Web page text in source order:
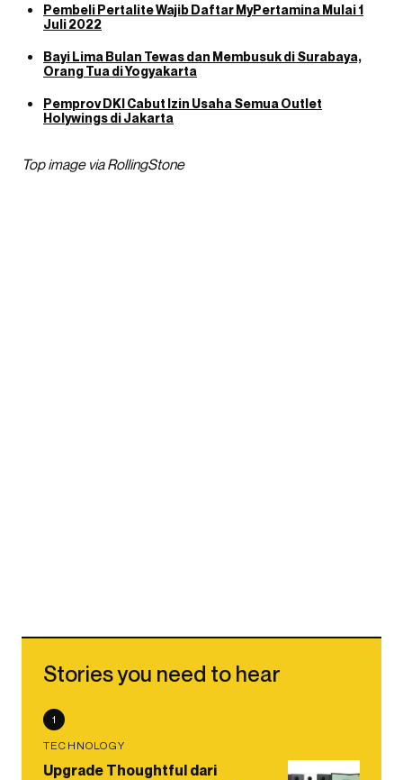
Pembeli Pertalite Wajib Daftar MyPertamina Mulai 1
Juli 2022
Bayi Lima Bulan Tewas dan Membusuk di Surabaya,
Orang Tua di Yogyakarta
Pemprov DKI Cabut Izin Usaha Semua Outlet
Holywings di Jakarta
Top image via RollingStone
Stories you need to hear
1
TECHNOLOGY
Upgrade Thoughtful dari